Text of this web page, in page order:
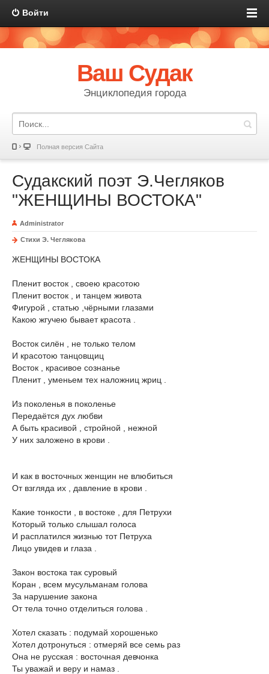
Войти
Ваш Судак
Энциклопедия города
Полная версия Сайта
Судакский поэт Э.Чегляков
"ЖЕНЩИНЫ ВОСТОКА"
Administrator
Стихи Э. Чеглякова
ЖЕНЩИНЫ ВОСТОКА
Пленит восток , своею красотою
Пленит восток , и танцем живота
Фигурой , статью ,чёрными глазами
Какою жгучею бывает красота .
Восток силён , не только телом
И красотою танцовщиц
Восток , красивое сознанье
Пленит , уменьем тех наложниц жриц .
Из поколенья в поколенье
Передаётся дух любви
А быть красивой , стройной , нежной
У них заложено в крови .
И как в восточных женщин не влюбиться
От взгляда их , давление в крови .
Какие тонкости , в востоке , для Петрухи
Который только слышал голоса
И расплатился жизнью тот Петруха
Лицо увидев и глаза .
Закон востока так суровый
Коран , всем мусульманам голова
За нарушение закона
От тела точно отделиться голова .
Хотел сказать : подумай хорошенько
Хотел дотронуться : отмеряй все семь раз
Она не русская : восточная девчонка
Ты уважай и веру и намаз .